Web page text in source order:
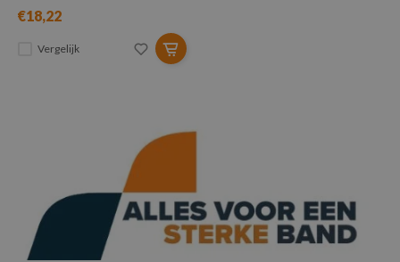
€18,22
Vergelijk